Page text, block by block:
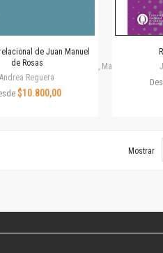
Mariana Gómez Triben, Mariano Dagatti,
de Juan Manuel
de Rosas
Andrea Reguera
$10.800,00
Mostrar